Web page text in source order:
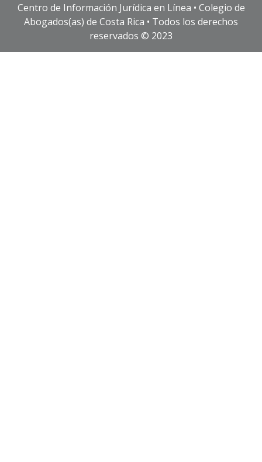
Centro de Información Jurídica en Línea • Colegio de
Abogados(as) de Costa Rica • Todos los derechos
reservados © 2023